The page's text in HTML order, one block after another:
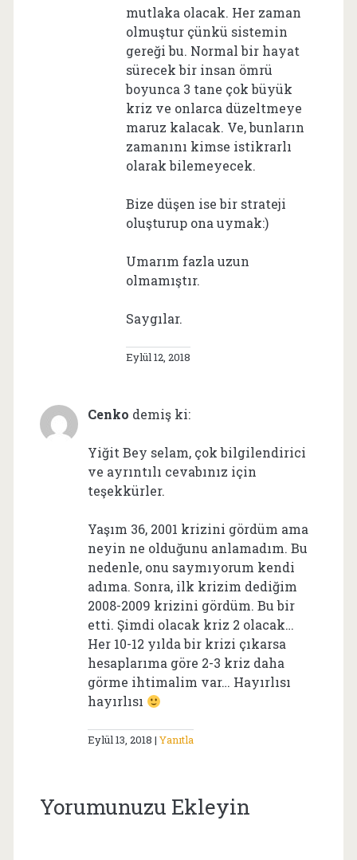
mutlaka olacak. Her zaman
olmuştur çünkü sistemin
gereği bu. Normal bir hayat
sürecek bir insan ömrü
boyunca 3 tane çok büyük
kriz ve onlarca düzeltmeye
maruz kalacak. Ve, bunların
zamanını kimse istikrarlı
olarak bilemeyecek.
Bize düşen ise bir strateji
oluşturup ona uymak:)
Umarım fazla uzun
olmamıştır.
Saygılar.
Eylül 12, 2018
Cenko demiş ki:
Yiğit Bey selam, çok bilgilendirici
ve ayrıntılı cevabınız için
teşekkürler.
Yaşım 36, 2001 krizini gördüm ama
neyin ne olduğunu anlamadım. Bu
nedenle, onu saymıyorum kendi
adıma. Sonra, ilk krizim dediğim
2008-2009 krizini gördüm. Bu bir
etti. Şimdi olacak kriz 2 olacak…
Her 10-12 yılda bir krizi çıkarsa
hesaplarıma göre 2-3 kriz daha
görme ihtimalim var… Hayırlısı
hayırlısı
Eylül 13, 2018 Yanıtla
Yorumunuzu Ekleyin